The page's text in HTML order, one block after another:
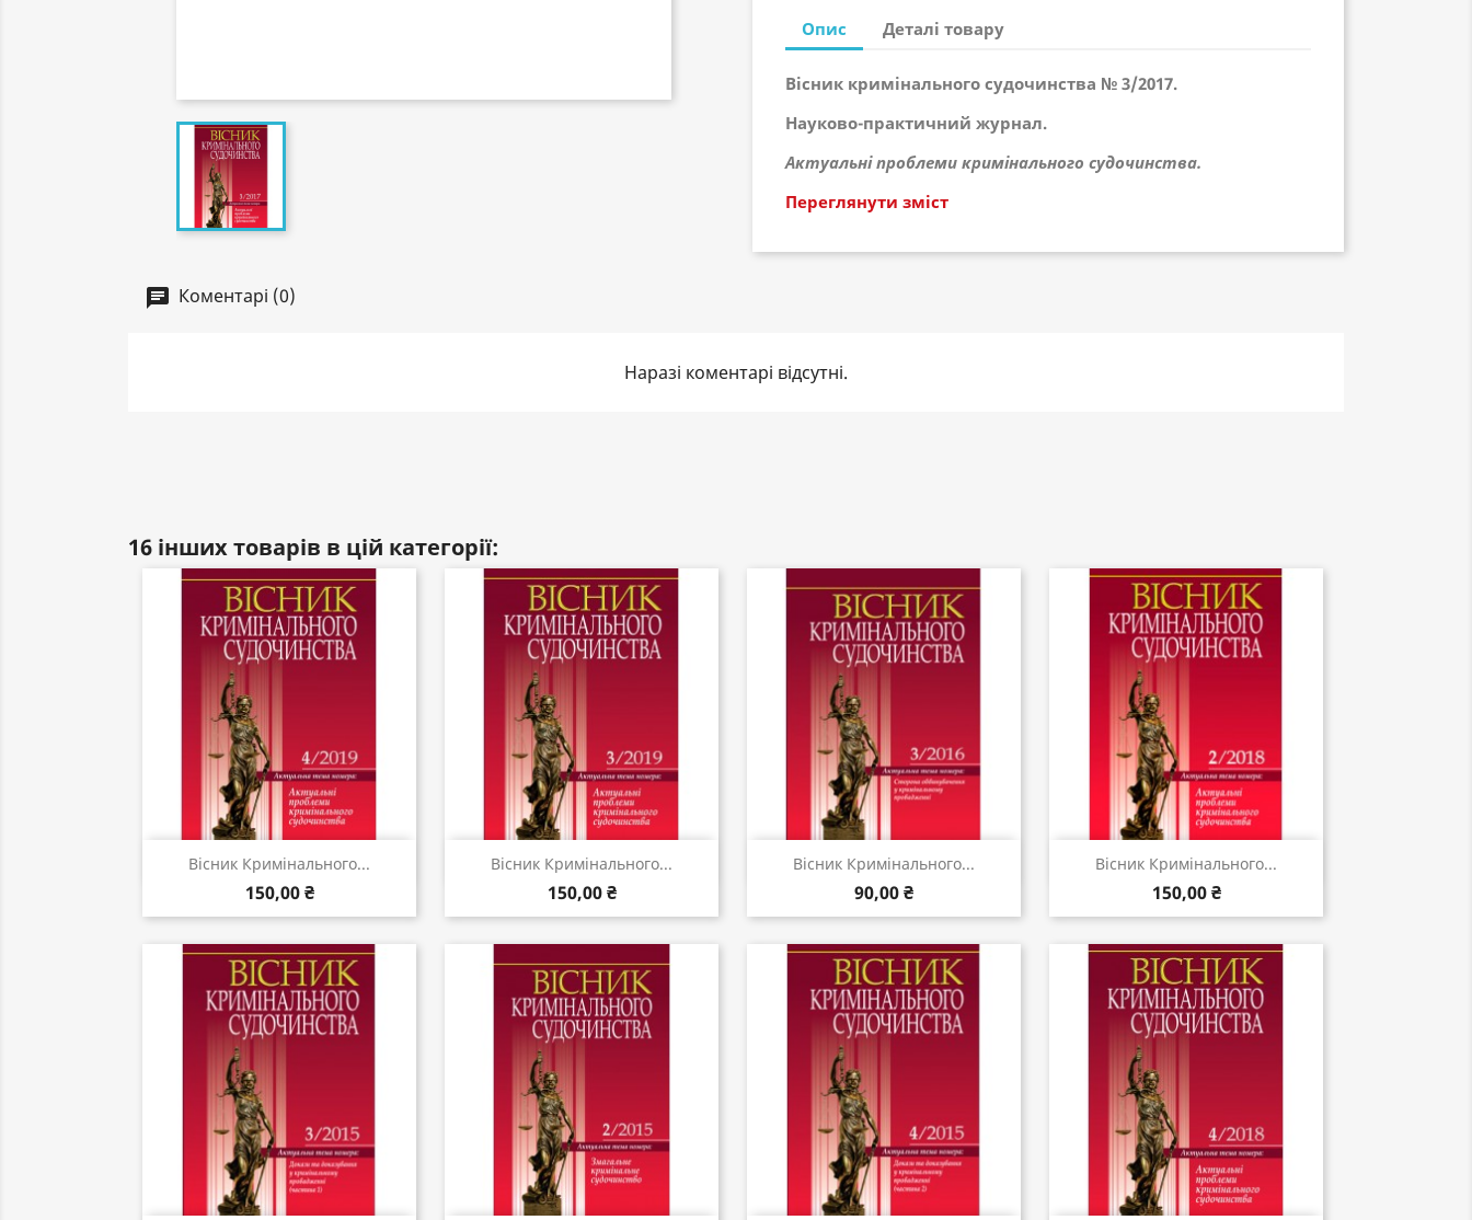
Опис Деталі товару
Вісник кримінального судочинства № 3/2017.
Науково-практичний журнал.
Актуальні проблеми кримінального судочинства.
Переглянути зміст
Коментарі (0)
Наразі коментарі відсутні.
16 інших товарів в цій категорії:
Вісник Кримінального...
150,00 ₴
Швидкий перегляд Вісник Кримінального...
150,00 ₴
Швидкий перегляд Вісник Кримінального...
90,00 ₴
Швидкий перегляд Вісник Кримінального...
150,00 ₴
Швидкий перегляд